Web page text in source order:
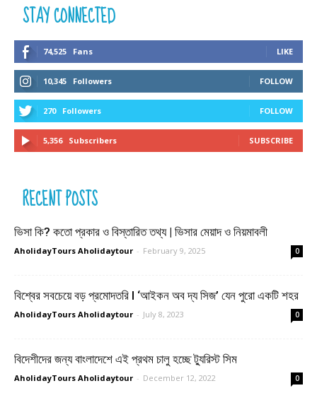
STAY CONNECTED
74,525 Fans LIKE
10,345 Followers FOLLOW
270 Followers FOLLOW
5,356 Subscribers SUBSCRIBE
RECENT POSTS
ভিসা কি? কতো প্রকার ও বিস্তারিত তথ্য | ভিসার মেয়াদ ও নিয়মাবলী
AholidayTours Aholidaytour - February 9, 2025 0
বিশ্বের সবচেয়ে বড় প্রমোদতরি l ‘আইকন অব দ্য সিজ’ যেন পুরো একটি শহর
AholidayTours Aholidaytour - July 8, 2023 0
বিদেশীদের জন্য বাংলাদেশে এই প্রথম চালু হচ্ছে ট্যুরিস্ট সিম
AholidayTours Aholidaytour - December 12, 2022 0